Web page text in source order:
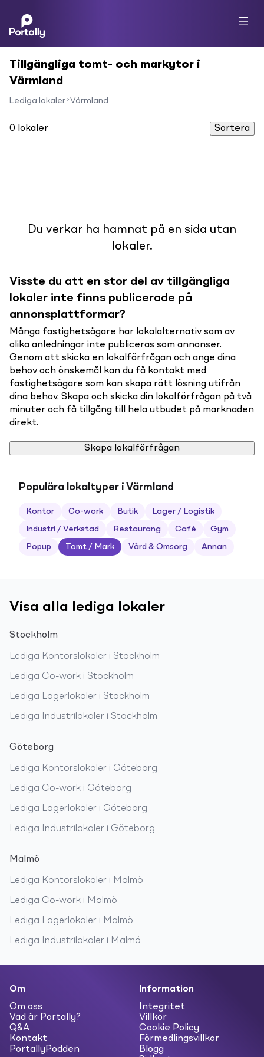
Tillgängliga tomt- och markytor i
Värmland
Lediga lokaler Värmland
0 lokaler Sortera
Du verkar ha hamnat på en sida utan
lokaler.
Visste du att en stor del av tillgängliga
lokaler inte finns publicerade på
annonsplattformar?
Många fastighetsägare har lokalalternativ som av
olika anledningar inte publiceras som annonser.
Genom att skicka en lokalförfrågan och ange dina
behov och önskemål kan du få kontakt med
fastighetsägare som kan skapa rätt lösning utifrån
dina behov. Skapa och skicka din lokalförfrågan på två
minuter och få tillgång till hela utbudet på marknaden
direkt.
Skapa lokalförfrågan
Populära lokaltyper i Värmland
Kontor Co-work Butik Lager / Logistik
Industri / Verkstad Restaurang Café Gym
Popup Tomt / Mark Vård & Omsorg Annan
Visa alla lediga lokaler
Stockholm
Lediga Kontorslokaler i Stockholm
Lediga Co-work i Stockholm
Lediga Lagerlokaler i Stockholm
Lediga Industrilokaler i Stockholm
Göteborg
Lediga Kontorslokaler i Göteborg
Lediga Co-work i Göteborg
Lediga Lagerlokaler i Göteborg
Lediga Industrilokaler i Göteborg
Malmö
Lediga Kontorslokaler i Malmö
Lediga Co-work i Malmö
Lediga Lagerlokaler i Malmö
Lediga Industrilokaler i Malmö
Om
Om oss
Vad är Portally?
Q&A
Kontakt
PortallyPodden
Information
Integritet
Villkor
Cookie Policy
Förmedlingsvillkor
Blogg